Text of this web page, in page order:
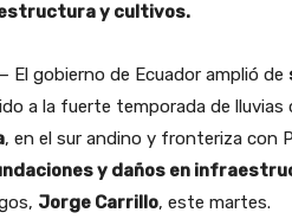
y cultivos.
El gobierno de Ecuador amplió de
a la fuerte temporada de
, en el sur andino y fronteriza con
y daños en
Jorge Carrillo, este martes.